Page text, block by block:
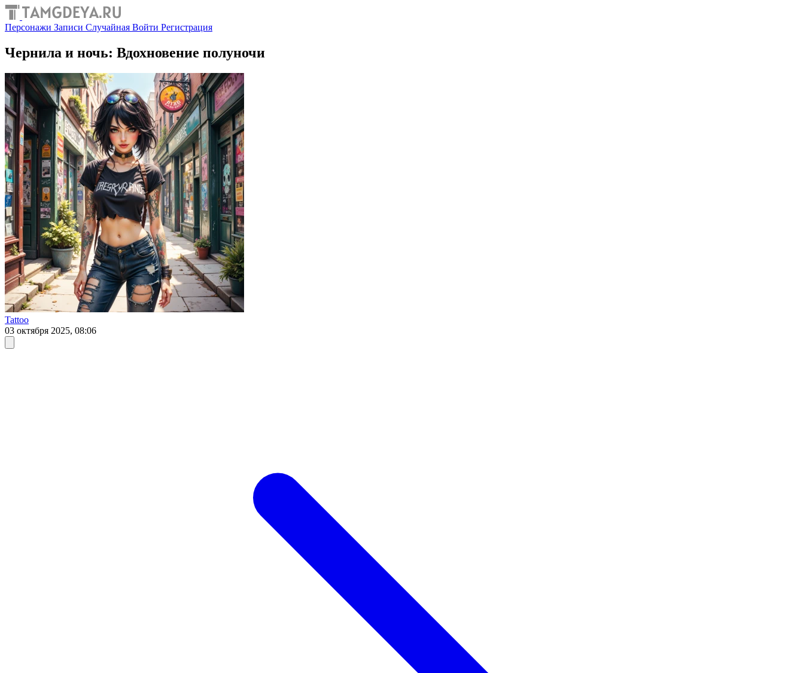
Персонажи Записи Случайная Войти Регистрация
Чернила и ночь: Вдохновение полуночи
Tattoo
03 октября 2025, 08:06